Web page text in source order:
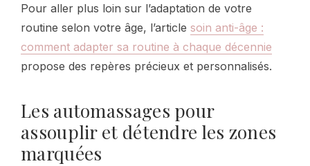
Pour aller plus loin sur l’adaptation de votre
routine selon votre âge, l’article soin anti-âge :
comment adapter sa routine à chaque décennie
propose des repères précieux et personnalisés.
Les automassages pour
assouplir et détendre les zones
marquées